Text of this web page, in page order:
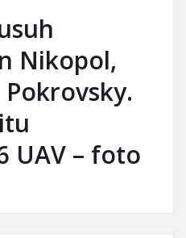
Nikopol,
UAV – foto